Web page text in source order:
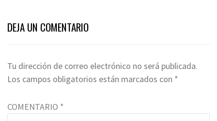
DEJA UN COMENTARIO
Tu dirección de correo electrónico no será publicada.
Los campos obligatorios están marcados con *
COMENTARIO *